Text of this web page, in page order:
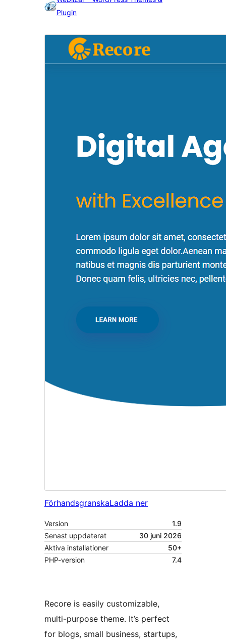
Plugin
FörhandsgranskaLadda ner
Version
1.9
Senast uppdaterat
30 juni 2026
Aktiva installationer
50+
PHP-version
7.4
Recore is easily customizable,
multi-purpose theme. It’s perfect
for blogs, small business, startups,